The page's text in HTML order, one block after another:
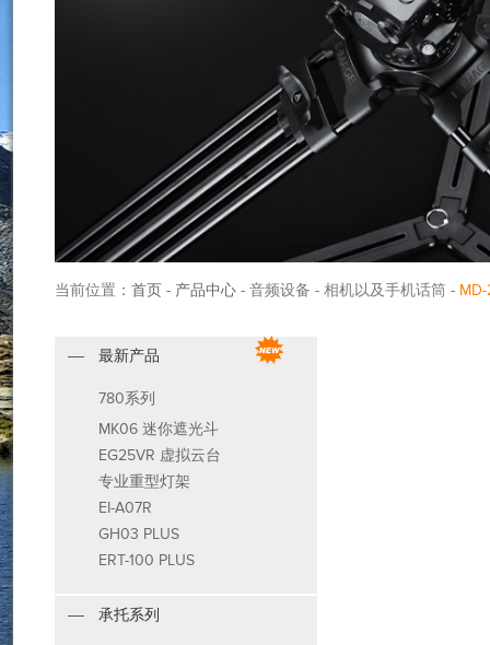
当前位置： 首页 - 产品中心 - 音频设备 - 相机以及手机话筒 -
最新产品
780系列
MK06 迷你遮光斗
EG25VR 虚拟云台
专业重型灯架
EI-A07R
GH03 PLUS
ERT-100 PLUS
承托系列